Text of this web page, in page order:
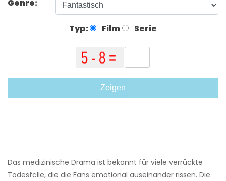
Genre:
Typ: Film Serie
Zeigen
Das medizinische Drama ist bekannt für viele verrückte
Todesfälle, die die Fans emotional auseinander rissen. Die